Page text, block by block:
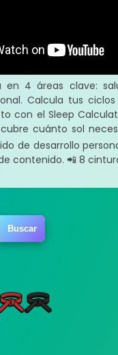
en 4 áreas clave:
Calcula tus
con el Sleep
cuánto sol
de desarrollo
contenido. 📲 8